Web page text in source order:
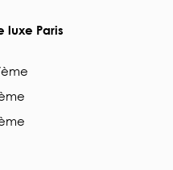
luxe Paris